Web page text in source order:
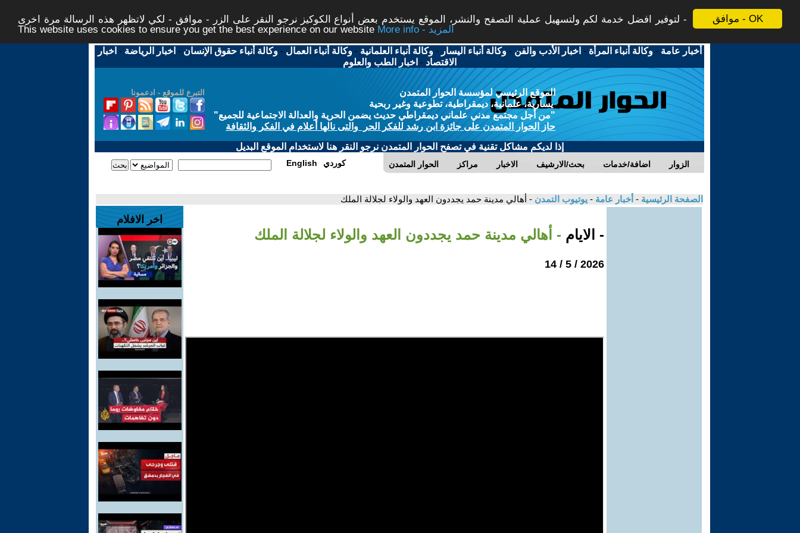
موافق - OK
لتوفير افضل خدمة لكم ولتسهيل عملية التصفح والنشر، الموقع يستخدم بعض أنواع الكوكيز نرجو النقر على الزر - موافق - لكي لاتظهر هذه الرسالة مرة اخرى -
This website uses cookies to ensure you get the best experience on our website
More info - المزيد
أخبار عامة -وكالة أنباء المرأة - اخبار الأدب والفن -وكالة أنباء اليسار -وكالة أنباء العلمانية -وكالة أنباء العمال -وكالة أنباء حقوق الإنسان - اخبار الرياضة - اخبار
الاقتصاد - اخبار الطب والعلوم
التبرع للموقع - ادعمونا
الموقع الرئيسي لمؤسسة الحوار المتمدن
يسارية، علمانية، ديمقراطية، تطوعية وغير ربحية
"من أجل مجتمع مدني علماني ديمقراطي حديث يضمن الحرية والعدالة الاجتماعية للجميع"
حاز الحوار المتمدن على جائزة ابن رشد للفكر الحر والتى نالها أعلام في الفكر والثقافة
إذا لديكم مشاكل تقنية في تصفح الحوار المتمدن نرجو النقر هنا لاستخدام الموقع البديل
الحوار المتمدن مراكز الاخبار بحث/الارشيف اضافة/خدمات الزوار English كوردي
الصفحة الرئيسية - أخبار عامة - يوتيوب التمدن - أهالي مدينة حمد يجددون العهد والولاء لجلالة الملك
- الايام - أهالي مدينة حمد يجددون العهد والولاء لجلالة الملك
2026 / 5 / 14
اخر الافلام